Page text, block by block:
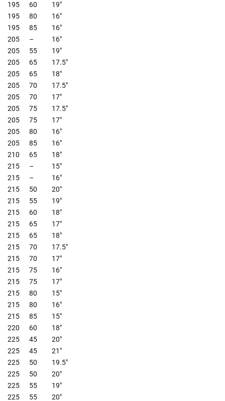
195
60
19"
195
80
16"
195
85
16"
205
–
16"
205
55
19"
205
65
17.5"
205
65
18"
205
70
17.5"
205
70
17"
205
75
17.5"
205
75
17"
205
80
16"
205
85
16"
210
65
18"
215
–
15"
215
–
16"
215
50
20"
215
55
19"
215
60
18"
215
65
17"
215
65
18"
215
70
17.5"
215
70
17"
215
75
16"
215
75
17"
215
80
15"
215
80
16"
215
85
15"
220
60
18"
225
45
20"
225
45
21"
225
50
19.5"
225
50
20"
225
55
19"
225
55
20"